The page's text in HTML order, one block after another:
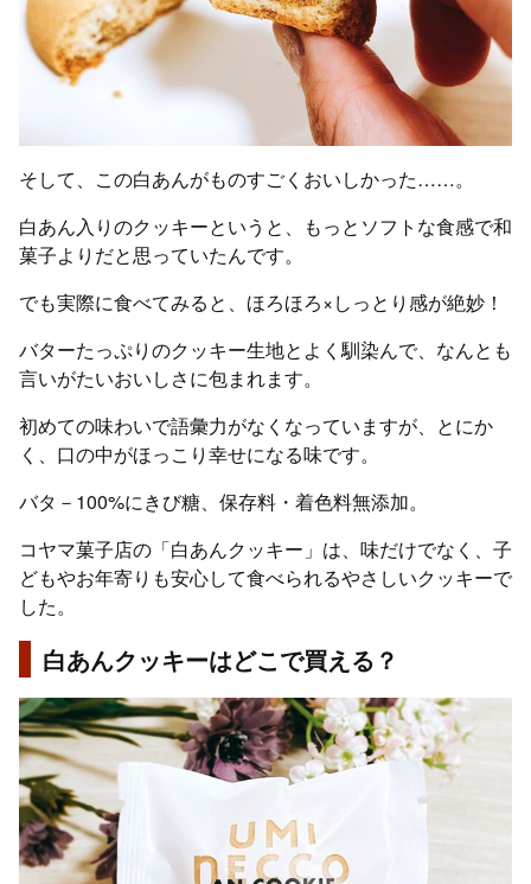
そして、この白あんがものすごくおいしかった……。
白あん入りのクッキーというと、もっとソフトな食感で和
菓子よりだと思っていたんです。
でも実際に食べてみると、ほろほろ×しっとり感が絶妙！
バターたっぷりのクッキー生地とよく馴染んで、なんとも
言いがたいおいしさに包まれます。
初めての味わいで語彙力がなくなっていますが、とにか
く、口の中がほっこり幸せになる味です。
バタ－100%にきび糖、保存料・着色料無添加。
コヤマ菓子店の「白あんクッキー」は、味だけでなく、子
どもやお年寄りも安心して食べられるやさしいクッキーで
した。
白あんクッキーはどこで買える？